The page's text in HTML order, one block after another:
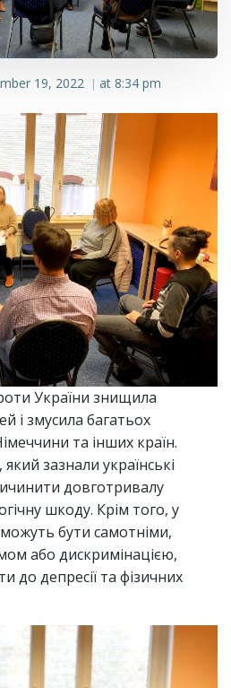
19, 2022 | at 8:34 pm
України знищила
і змусила багатьох
та інших країн.
зазнали українські
довготривалу
шкоду. Крім того, у
бути самотніми,
або дискримінацією,
до депресії та фізичних